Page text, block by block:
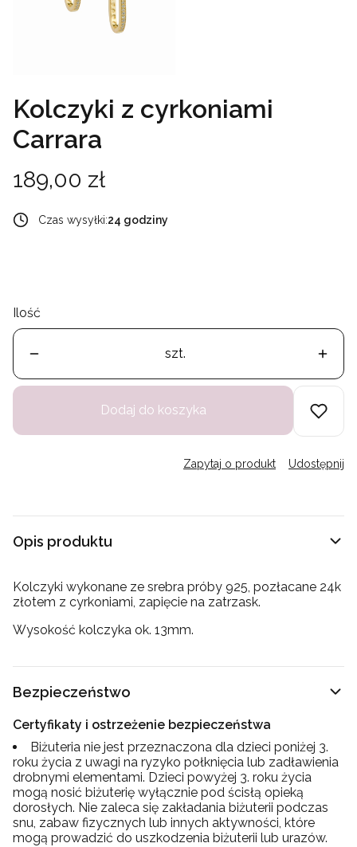
Kolczyki z cyrkoniami
Carrara
Cena
189,00 zł
Czas wysyłki:24 godziny
Ilość
szt.
Dodaj do koszyka
Zapytaj o produkt Udostępnij
Opis produktu
Kolczyki wykonane ze srebra próby 925, pozłacane 24k
złotem z cyrkoniami, zapięcie na zatrzask.
Wysokość kolczyka ok. 13mm.
Bezpieczeństwo
Certyfikaty i ostrzeżenie bezpieczeństwa
Biżuteria nie jest przeznaczona dla dzieci poniżej 3.
roku życia z uwagi na ryzyko połknięcia lub zadławienia
drobnymi elementami. Dzieci powyżej 3. roku życia
mogą nosić biżuterię wyłącznie pod ścisłą opieką
dorosłych. Nie zaleca się zakładania biżuterii podczas
snu, zabaw fizycznych lub innych aktywności, które
mogą prowadzić do uszkodzenia biżuterii lub urazów.